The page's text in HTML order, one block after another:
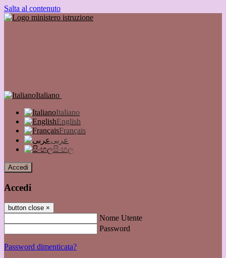
Salta al contenuto
Italiano
Italiano
English
Français
عربى
සිංහල
Accedi
Accedi
button close ×
Nome Utente
Password
Password dimenticata?